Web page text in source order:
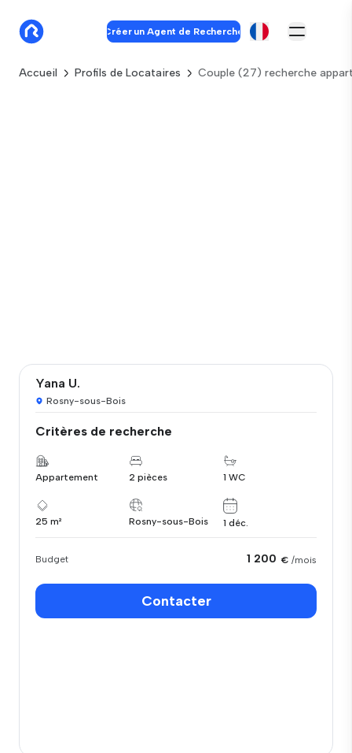
Créer un Agent de Recherche
Accueil Profils de Locataires Couple (27) recherche
Yana U.
Rosny-sous-Bois
Critères de recherche
Appartement 2 pièces 1 WC
25 m² Rosny-sous-Bois 1 déc.
Budget 1 200 € /mois
Contacter